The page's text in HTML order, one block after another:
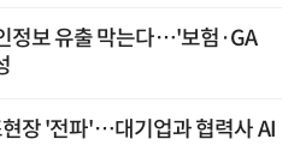
정보 유출 막는다…'보험·GA
장 '전파'…대기업과 협력사 AI